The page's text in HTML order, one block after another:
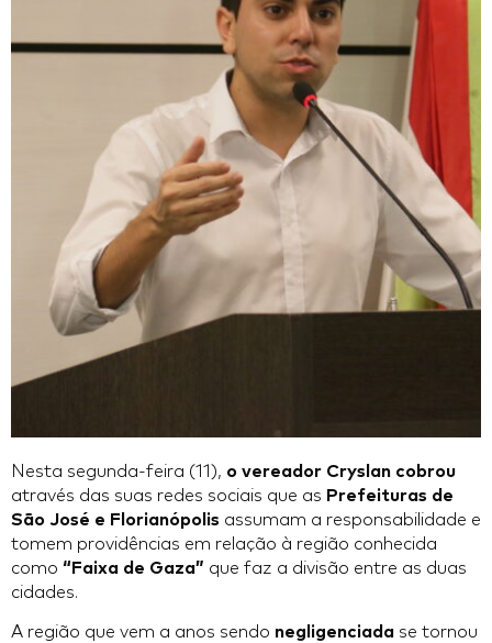
Nesta segunda-feira (11), o vereador Cryslan cobrou
através das suas redes sociais que as Prefeituras de
São José e Florianópolis assumam a responsabilidade e
tomem providências em relação à região conhecida
como “Faixa de Gaza” que faz a divisão entre as duas
cidades.
A região que vem a anos sendo negligenciada se tornou